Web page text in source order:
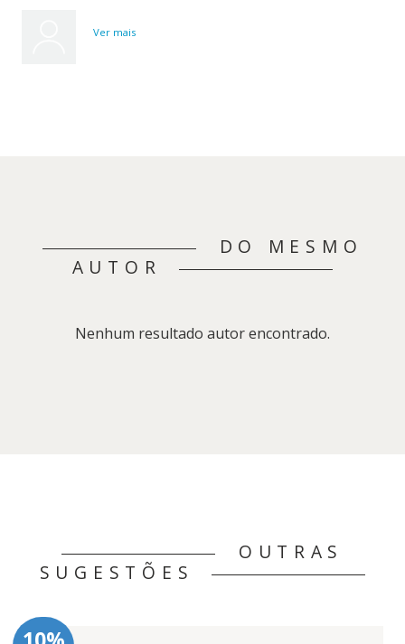
Ver mais
DO MESMO
AUTOR
Nenhum resultado autor encontrado.
OUTRAS
SUGESTÕES